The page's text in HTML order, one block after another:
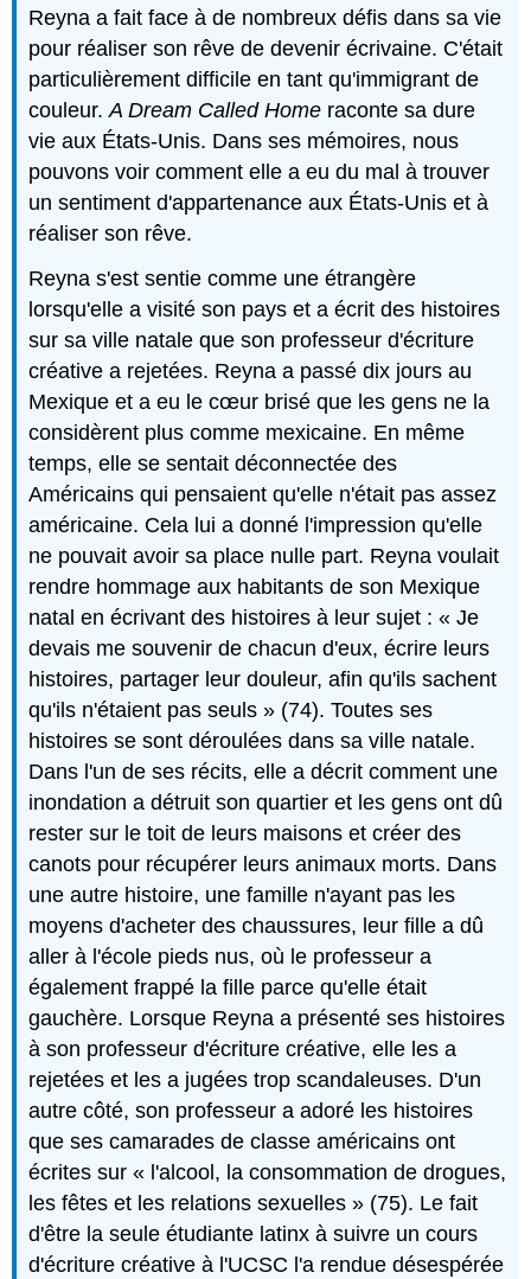
Reyna a fait face à de nombreux défis dans sa vie
pour réaliser son rêve de devenir écrivaine. C'était
particulièrement difficile en tant qu'immigrant de
couleur.A Dream Called Home raconte sa dure
vie aux États-Unis. Dans ses mémoires, nous
pouvons voir comment elle a eu du mal à trouver
un sentiment d'appartenance aux États-Unis et à
réaliser son rêve.
Reyna s'est sentie comme une étrangère
lorsqu'elle a visité son pays et a écrit des histoires
sur sa ville natale que son professeur d'écriture
créative a rejetées. Reyna a passé dix jours au
Mexique et a eu le cœur brisé que les gens ne la
considèrent plus comme mexicaine. En même
temps, elle se sentait déconnectée des
Américains qui pensaient qu'elle n'était pas assez
américaine. Cela lui a donné l'impression qu'elle
ne pouvait avoir sa place nulle part. Reyna voulait
rendre hommage aux habitants de son Mexique
natal en écrivant des histoires à leur sujet : « Je
devais me souvenir de chacun d'eux, écrire leurs
histoires, partager leur douleur, afin qu'ils sachent
qu'ils n'étaient pas seuls » (74). Toutes ses
histoires se sont déroulées dans sa ville natale.
Dans l'un de ses récits, elle a décrit comment une
inondation a détruit son quartier et les gens ont dû
rester sur le toit de leurs maisons et créer des
canots pour récupérer leurs animaux morts. Dans
une autre histoire, une famille n'ayant pas les
moyens d'acheter des chaussures, leur fille a dû
aller à l'école pieds nus, où le professeur a
également frappé la fille parce qu'elle était
gauchère. Lorsque Reyna a présenté ses histoires
à son professeur d'écriture créative, elle les a
rejetées et les a jugées trop scandaleuses. D'un
autre côté, son professeur a adoré les histoires
que ses camarades de classe américains ont
écrites sur « l'alcool, la consommation de drogues,
les fêtes et les relations sexuelles » (75). Le fait
d'être la seule étudiante latinx à suivre un cours
d'écriture créative à l'UCSC l'a rendue désespérée